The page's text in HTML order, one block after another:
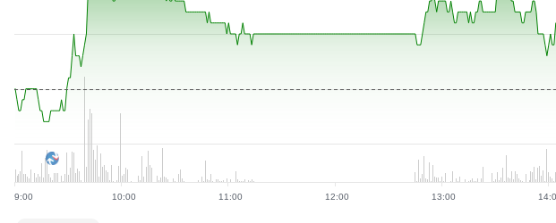
9:00 10:00 11:00 12:00 13:00
HÓA